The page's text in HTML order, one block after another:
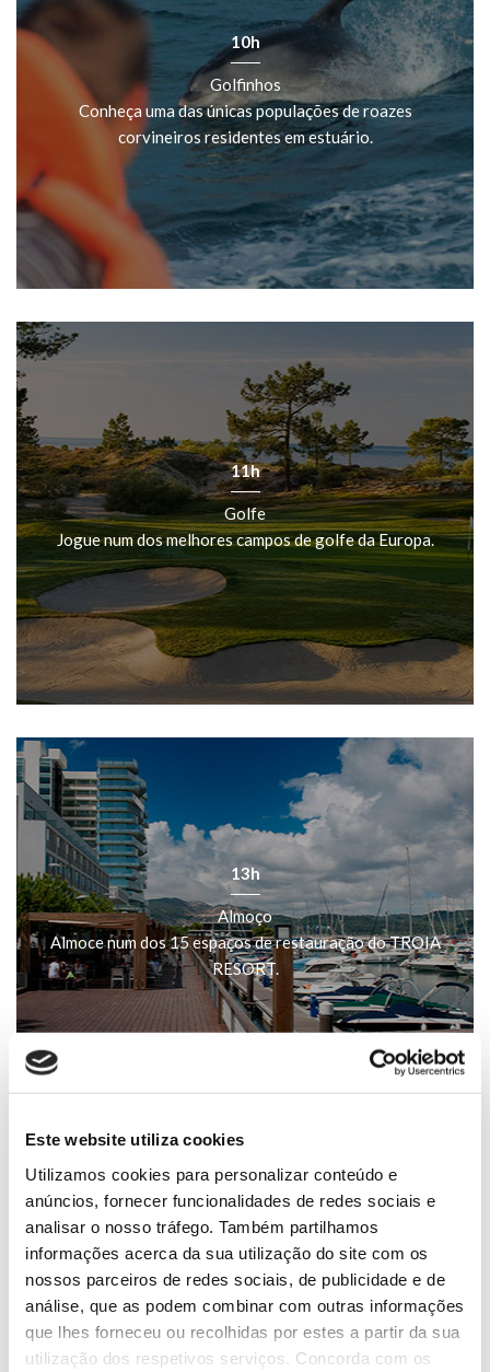
Este website utiliza cookies
Utilizamos cookies para personalizar conteúdo e
anúncios, fornecer funcionalidades de redes sociais e
analisar o nosso tráfego. Também partilhamos
informações acerca da sua utilização do site com os
nossos parceiros de redes sociais, de publicidade e de
análise, que as podem combinar com outras informações
que lhes forneceu ou recolhidas por estes a partir da sua
utilização dos respetivos serviços. Concorda com os
10h
Golfinhos
Conheça uma das únicas populações de roazes
corvineiros residentes em estuário.
11h
Golfe
Jogue num dos melhores campos de golfe da Europa.
13h
Almoço
Almoce num dos 15 espaços de restauração do TROIA
RESORT.
14h
Bicicleta
Pedale pelos mais de seis quilómetros de ciclovia,